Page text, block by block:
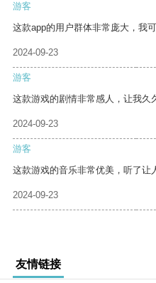
游客
这款app的用户群体非常庞大，我
2024-09-23
游客
这款游戏的剧情非常感人，让我久
2024-09-23
游客
这款游戏的音乐非常优美，听了让
2024-09-23
友情链接